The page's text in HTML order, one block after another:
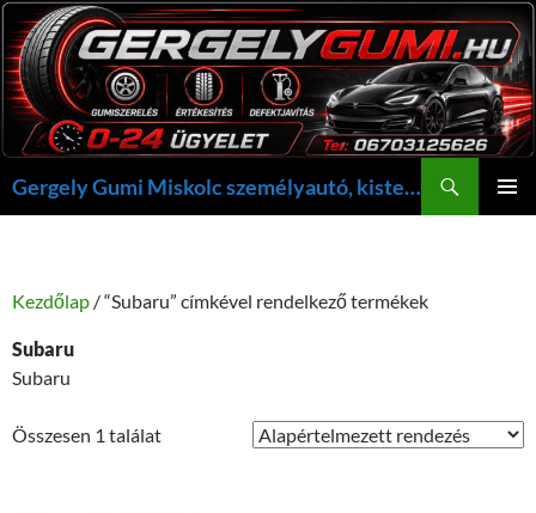
Kilépés
a
tartalomba
Gergely Gumi Miskolc személyautó, kisteherautó gumi szerelés javítás +36703125626 NON-STOP ügyelet, gergelygumi@gergelygumi.hu
Kezdőlap / “Subaru” címkével rendelkező termékek
Subaru
Subaru
Összesen 1 találat